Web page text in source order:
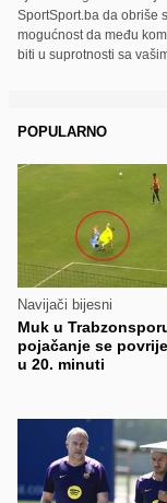
SportSport.ba da obriše
mogućnost da među
biti u suprotnosti sa
POPULARNO
Navijači bijesni
Muk u
pojačanje se
u 20. minuti